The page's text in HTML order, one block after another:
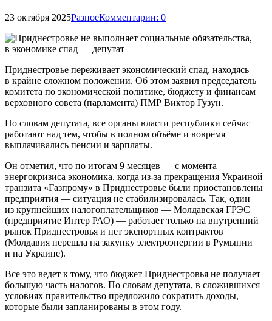
23 октября 2025РазноеКомментарии: 0
Приднестровье переживает экономический спад, находясь
в крайне сложном положении. Об этом заявил председатель
комитета по экономической политике, бюджету и финансам
верховного совета (парламента) ПМР Виктор Гузун.
По словам депутата, все органы власти республики сейчас
работают над тем, чтобы в полном объёме и вовремя
выплачивались пенсии и зарплаты.
Он отметил, что по итогам 9 месяцев — с момента
энергокризиса экономика, когда из-за прекращения Украиной
транзита «Газпрому» в Приднестровье были приостановлены
предприятия — ситуация не стабилизировалась. Так, один
из крупнейших налогоплательщиков — Молдавская ГРЭС
(предприятие Интер РАО) — работает только на внутренний
рынок Приднестровья и нет экспортных контрактов
(Молдавия перешла на закупку электроэнергии в Румынии
и на Украине).
Все это ведет к тому, что бюджет Приднестровья не получает
большую часть налогов. По словам депутата, в сложившихся
условиях правительство предложило сократить доходы,
которые были запланированы в этом году.